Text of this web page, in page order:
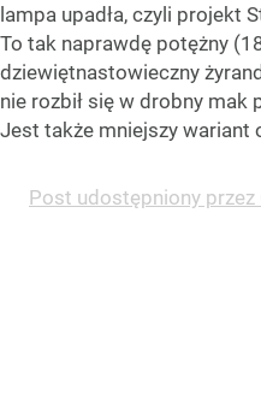
lampa upadła, czyli projekt
To tak naprawdę potężny
dziewiętnastowieczny
nie rozbił się w drobny mak
Jest także mniejszy wariant
Post udostępniony